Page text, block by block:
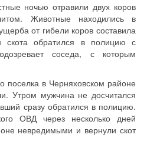
ночью отравили двух коров
Животные находились в
от гибели коров составила
скота обратился в полицию с
соседа, с которым
поселка в Черняховском районе
Утром мужчина не досчитался
сразу обратился в полицию.
ОВД через несколько дней
невредимыми и вернули скот